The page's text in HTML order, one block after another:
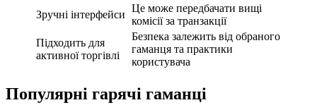
Зручні інтерфейси
Це може передбачати вищі
комісії за транзакції
Підходить для
активної торгівлі
Безпека залежить від обраного
гаманця та практики
користувача
Популярні гарячі гаманці